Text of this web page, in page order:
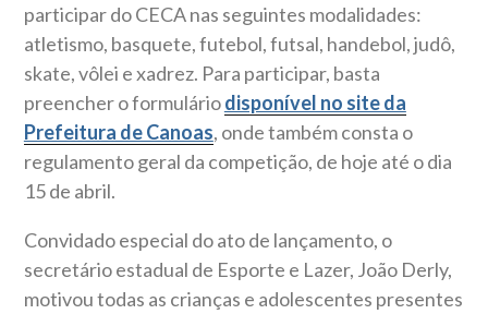
participar do CECA nas seguintes modalidades:
atletismo, basquete, futebol, futsal, handebol, judô,
skate, vôlei e xadrez. Para participar, basta
preencher o formuláriodisponível no site da
Prefeitura de Canoas, onde também consta o
regulamento geral da competição, de hoje até o dia
15 de abril.
Convidado especial do ato de lançamento, o
secretário estadual de Esporte e Lazer, João Derly,
motivou todas as crianças e adolescentes presentes